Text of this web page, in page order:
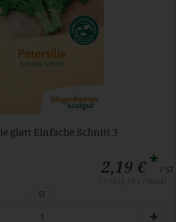
glatt Einfache Schnitt 3
2,19 €* / ST
ST